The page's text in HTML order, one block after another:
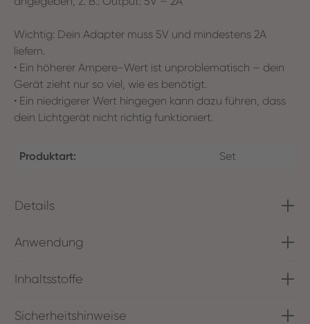
Wichtig: Dein Adapter muss 5V und mindestens 2A
liefern.
• Ein höherer Ampere-Wert ist unproblematisch – dein
Gerät zieht nur so viel, wie es benötigt.
• Ein niedrigerer Wert hingegen kann dazu führen, dass
dein Lichtgerät nicht richtig funktioniert.
Produktart: Set
Details
Anwendung
Inhaltsstoffe
Sicherheitshinweise